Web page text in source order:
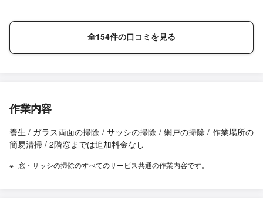
全154件の口コミを見る
作業内容
養生 / ガラス両面の掃除 / サッシの掃除 / 網戸の掃除 / 作業場所の
簡易清掃 / 2階窓までは追加料金なし
窓・サッシの掃除のすべてのサービス共通の作業内容です。